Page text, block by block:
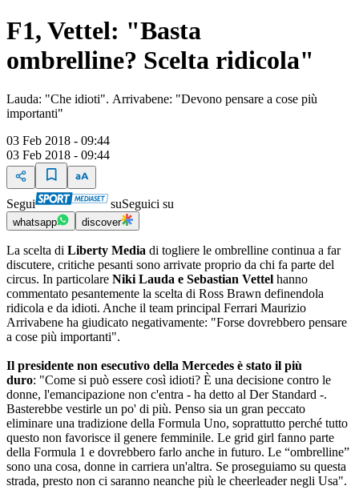
F1, Vettel: "Basta
ombrelline? Scelta ridicola"
Lauda: "Che idioti". Arrivabene: "Devono pensare a cose più
importanti"
03 Feb 2018 - 09:44
03 Feb 2018 - 09:44
Segui suSeguici su
whatsapp discover
La scelta di Liberty Media di togliere le ombrelline continua a far
discutere, critiche pesanti sono arrivate proprio da chi fa parte del
circus. In particolare Niki Lauda e Sebastian Vettel hanno
commentato pesantemente la scelta di Ross Brawn definendola
ridicola e da idioti. Anche il team principal Ferrari Maurizio
Arrivabene ha giudicato negativamente: "Forse dovrebbero pensare
a cose più importanti".
Il presidente non esecutivo della Mercedes è stato il più
duro: "Come si può essere così idioti? È una decisione contro le
donne, l'emancipazione non c'entra - ha detto al Der Standard -.
Basterebbe vestirle un po' di più. Penso sia un gran peccato
eliminare una tradizione della Formula Uno, soprattutto perché tutto
questo non favorisce il genere femminile. Le grid girl fanno parte
della Formula 1 e dovrebbero farlo anche in futuro. Le “ombrelline”
sono una cosa, donne in carriera un'altra. Se proseguiamo su questa
strada, presto non ci saranno neanche più le cheerleader negli Usa".